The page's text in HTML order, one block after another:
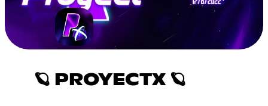
🪐 PROYECTX 🪐